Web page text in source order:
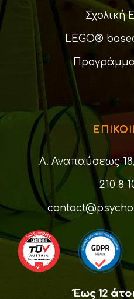
Σχολική
LEGO®
Λ. Αναπαύσεως
210 8
Έως 12